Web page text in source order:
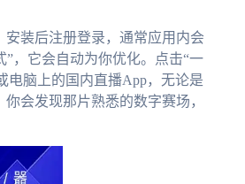
装后注册登录，通常应用内会
”，它会自动为你优化。点击“一
电脑上的国内直播App，无论是
会发现那片熟悉的数字赛场，